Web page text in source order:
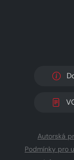
Autorská
Podmínky pro